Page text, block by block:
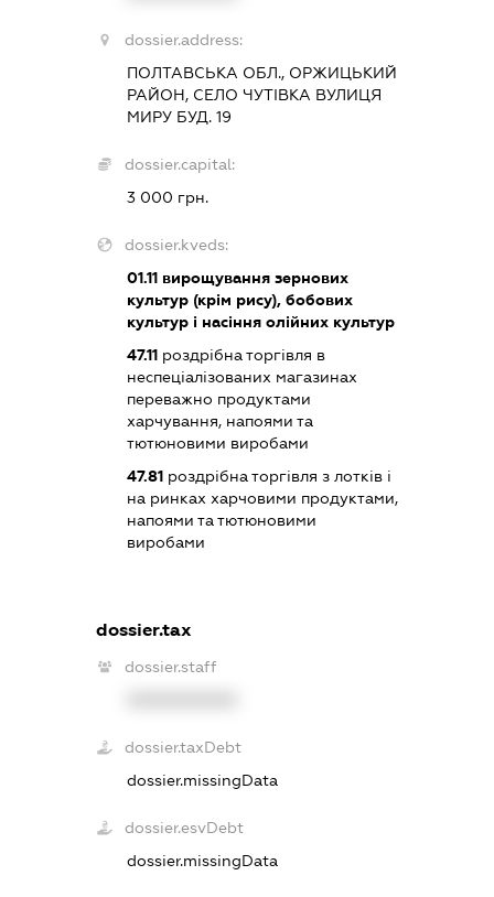
dossier.address:
ПОЛТАВСЬКА ОБЛ., ОРЖИЦЬКИЙ
РАЙОН, СЕЛО ЧУТІВКА ВУЛИЦЯ
МИРУ БУД. 19
dossier.capital:
3 000 грн.
dossier.kveds:
01.11вирощування зернових
культур (крім рису), бобових
культур і насіння олійних культур
47.11роздрібна торгівля в
неспеціалізованих магазинах
переважно продуктами
харчування, напоями та
тютюновими виробами
47.81роздрібна торгівля з лотків і
на ринках харчовими продуктами,
напоями та тютюновими
виробами
dossier.tax
dossier.staff
dossier.taxDebt
dossier.missingData
dossier.esvDebt
dossier.missingData